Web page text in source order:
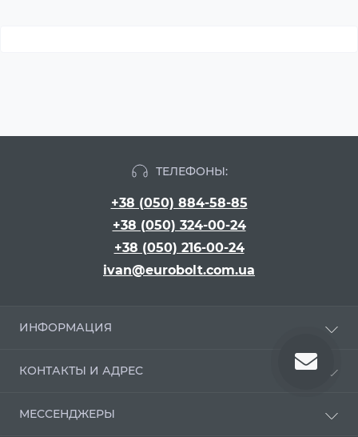
ТЕЛЕФОНЫ:
+38 (050) 884-58-85
+38 (050) 324-00-24
+38 (050) 216-00-24
ivan@eurobolt.com.ua
ИНФОРМАЦИЯ
Оплата и доставка
Угода користувача
КОНТАКТЫ И АДРЕС
МЕССЕНДЖЕРЫ